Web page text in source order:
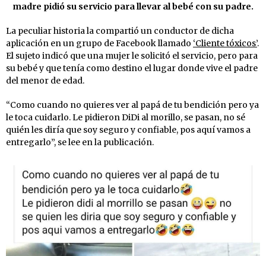
madre pidió su servicio para llevar al bebé con su padre.
La peculiar historia la compartió un conductor de dicha
aplicación en un grupo de Facebook llamado ‘Cliente tóxicos’.
El sujeto indicó que una mujer le solicitó el servicio, pero para
su bebé y que tenía como destino el lugar donde vive el padre
del menor de edad.
“Como cuando no quieres ver al papá de tu bendición pero ya
le toca cuidarlo. Le pidieron DiDi al morillo, se pasan, no sé
quién les diría que soy seguro y confiable, pos aquí vamos a
entregarlo”, se lee en la publicación.